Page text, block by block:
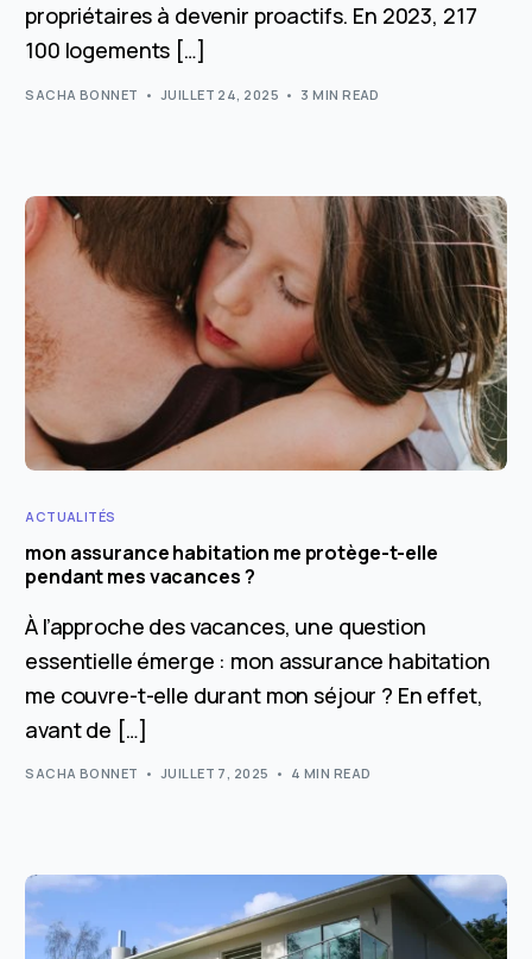
propriétaires à devenir proactifs. En 2023, 217
100 logements […]
SACHA BONNET JUILLET 24, 2025 3 MIN READ
ACTUALITÉS
mon assurance habitation me protège-t-elle
pendant mes vacances ?
À l’approche des vacances, une question
essentielle émerge : mon assurance habitation
me couvre-t-elle durant mon séjour ? En effet,
avant de […]
SACHA BONNET JUILLET 7, 2025 4 MIN READ